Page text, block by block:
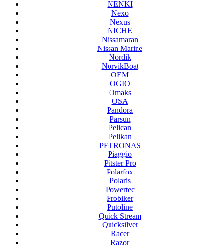
NENKI
Nexo
Nexus
NICHE
Nissamaran
Nissan Marine
Nordik
NorvikBoat
OEM
OGIO
Omaks
OSA
Pandora
Parsun
Pelican
Pelikan
PETRONAS
Piaggio
Pitster Pro
Polarfox
Polaris
Powertec
Probiker
Putoline
Quick Stream
Quicksilver
Racer
Razor